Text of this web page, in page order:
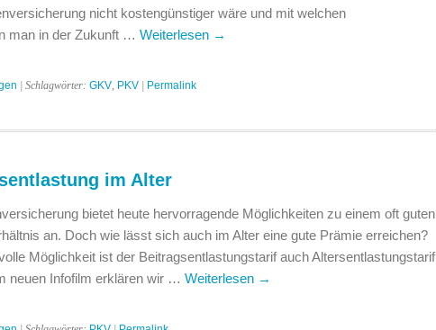
nicht kostengünstiger wäre und mit welchen
man in der Zukunft … Weiterlesen →
| Schlagwörter: GKV, PKV| Permalink
im Alter
bietet heute hervorragende Möglichkeiten zu einem oft guten
an. Doch wie lässt sich auch im Alter eine gute Prämie erreichen?
Möglichkeit ist der Beitragsentlastungstarif auch Altersentlastungstarif
neuen Infofilm erklären wir … Weiterlesen →